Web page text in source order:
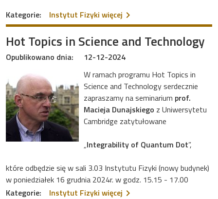
Kategorie:
Instytut Fizyki więcej na temat Hot Topics in
Hot Topics in Science and Technology
Opublikowano dnia:
12-12-2024
W ramach programu Hot Topics in
Science and Technology serdecznie
zapraszamy na seminarium prof.
Macieja Dunajskiego z Uniwersytetu
Cambridge zatytułowane
„Integrability of Quantum Dot”,
które odbędzie się w sali 3.03 Instytutu Fizyki (nowy budynek)
w poniedziałek 16 grudnia 2024r. w godz. 15.15 - 17.00
Kategorie:
Instytut Fizyki więcej na temat Hot Topics in